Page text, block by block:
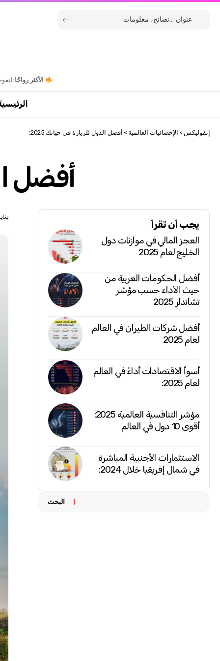
الأكثر رواجًا:
إنفوليكس > الإحصائيات العالمية > أفضل الدول للزيارة في حياتك 2025:
أفضل
يناير 6,
يجب أن تقرأ
العجز المالي في موازنات دول
الخليج لعام 2025
أفضل الحكومات العربية من
حيث الأداء حسب مؤشر
تشاندلر 2025
أفضل شركات الطيران في العالم
لعام 2025
أسوأ الاقتصادات أداءً في العالم
لعام 2025:
مؤشر التنافسية العالمية 2025:
أقوى 10 دول في العالم
الاستثمارات الأجنبية المباشرة
في شمال إفريقيا خلال 2024:
البحث